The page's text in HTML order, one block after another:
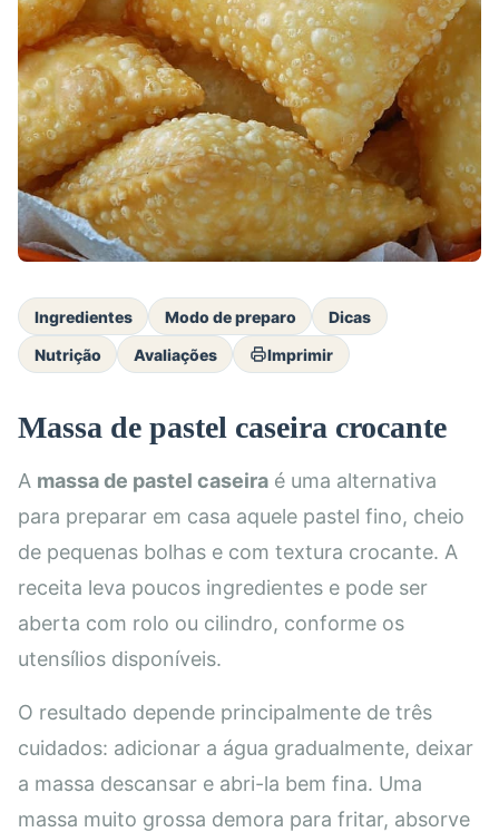
Ingredientes Modo de preparo
Dicas
Nutrição
Avaliações Imprimir
Massa de pastel caseira crocante
A massa de pastel caseira é uma alternativa
para preparar em casa aquele pastel fino, cheio
de pequenas bolhas e com textura crocante. A
receita leva poucos ingredientes e pode ser
aberta com rolo ou cilindro, conforme os
utensílios disponíveis.
O resultado depende principalmente de três
cuidados: adicionar a água gradualmente, deixar
a massa descansar e abri-la bem fina. Uma
massa muito grossa demora para fritar, absorve